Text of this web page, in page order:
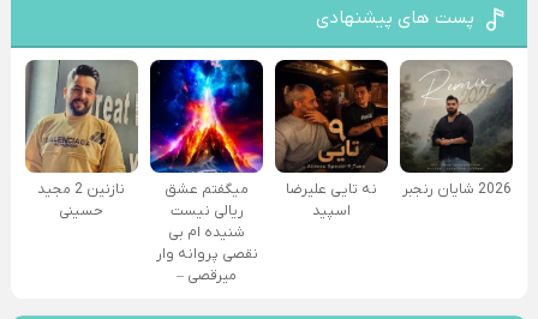
پست های پیشنهادی
2026 شایان رنجبر
نه تایی علیرضا
اسپید
میگفتم عشق
ریالی نیست
شنیده ام بی
نقصی پروانه وار
میرقصی –
نازنین 2 مجید
حسینی